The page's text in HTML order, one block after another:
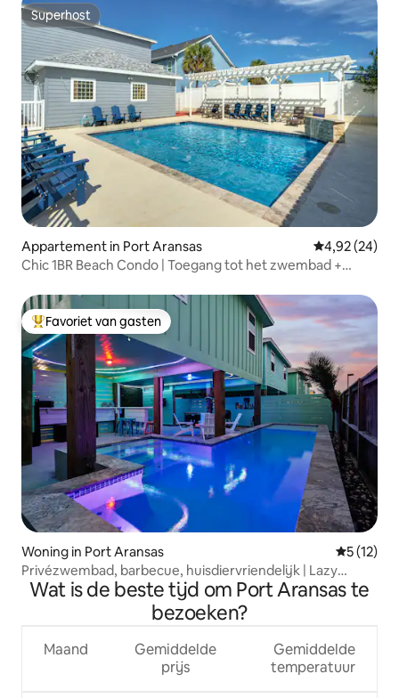
Superhost
Superhost
Appartement in Port Aransas Gemiddelde
4,92 (24)
Chic 1BR Beach Condo | Toegang tot het zwembad +
Topfavoriet van gasten
Favoriet van gasten
Woning in Port Aransas
5 (12)
Privézwembad, barbecue, huisdiervriendelijk | Lazy
Flounder
Wat is de beste tijd om Port Aransas te
bezoeken?
Maand
Gemiddelde
prijs
Gemiddelde
temperatuur